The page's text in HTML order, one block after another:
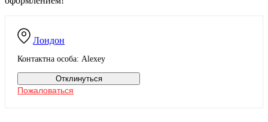
Лондон
Контактна особа: Alexey
Отклинуться
Пожаловаться